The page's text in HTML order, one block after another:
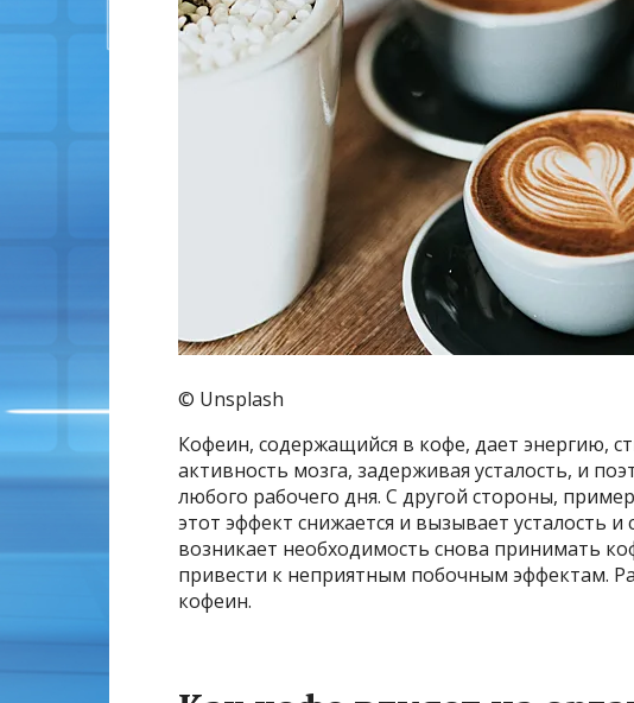
© Unsplash
Кофеин, содержащийся в кофе, дает энергию,
активность мозга, задерживая усталость, и
любого рабочего дня. С другой стороны,
этот эффект снижается и вызывает усталость
возникает необходимость снова принимать
привести к неприятным побочным эффектам.
кофеин.